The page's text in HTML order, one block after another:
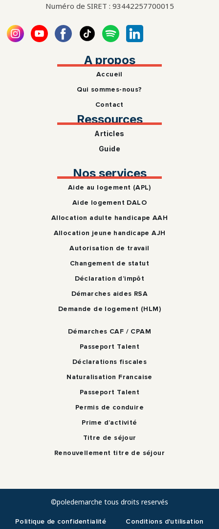
Numéro de SIRET : 93442257700015
A propos
Accueil
Qui sommes-nous?
Contact
Ressources
Articles
Guide
Nos services
Aide au logement (APL)
Aide logement DALO
Allocation adulte handicape AAH
Allocation jeune handicape AJH
Autorisation de travail
Changement de statut
Déclaration d’impôt
Démarches aides RSA
Demande de logement (HLM)
Démarches CAF / CPAM
Passeport Talent
Déclarations fiscales
Naturalisation Francaise
Passeport Talent
Permis de conduire
Prime d’activité
Titre de séjour
Renouvellement titre de séjour
©poledemarche tous droits reservés
Politique de confidentialité Conditions d'utilisation